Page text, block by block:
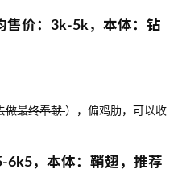
售价：3k-5k，本体：钻
做最终奉献），偏鸡肋，可以收
6k5，本体：鞘翅，推荐